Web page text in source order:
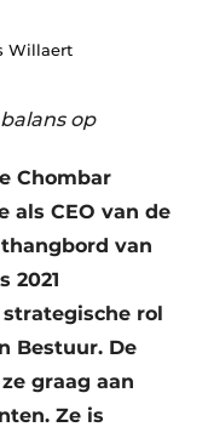
Willaert
op
Chombar
als CEO van de
van
2021
rol
Bestuur. De
graag aan
Ze is